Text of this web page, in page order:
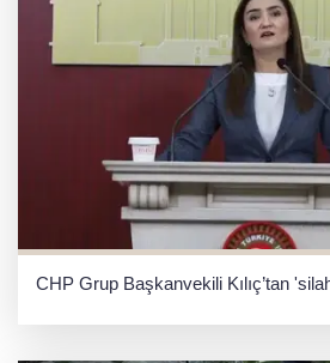
CHP Grup Başkanvekili Kılıç’tan